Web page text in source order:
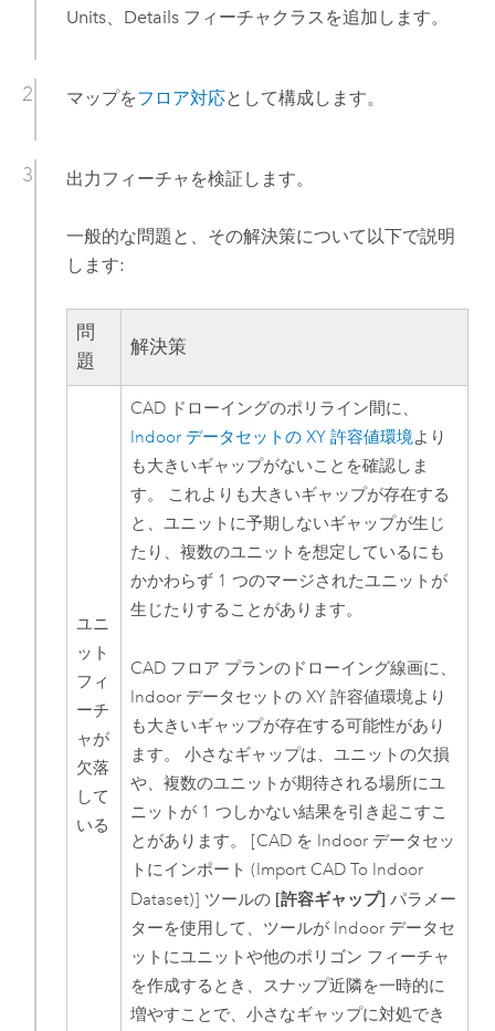
Units、Details フィーチャクラスを追加します。
マップをフロア対応として構成します。
出力フィーチャを検証します。
一般的な問題と、その解決策について以下で説明
します:
問
題
解決策
ユニ
ット
フィ
ーチ
ャが
欠落
して
いる
CAD ドローイングのポリライン間に、
Indoor データセットの XY 許容値環境より
も大きいギャップがないことを確認しま
す。 これよりも大きいギャップが存在する
と、ユニットに予期しないギャップが生じ
たり、複数のユニットを想定しているにも
かかわらず 1 つのマージされたユニットが
生じたりすることがあります。
CAD フロア プランのドローイング線画に、
Indoor データセットの XY 許容値環境より
も大きいギャップが存在する可能性があり
ます。 小さなギャップは、ユニットの欠損
や、複数のユニットが期待される場所にユ
ニットが 1 つしかない結果を引き起こすこ
とがあります。 [CAD を Indoor データセッ
トにインポート (Import CAD To Indoor
Dataset)] ツールの [許容ギャップ] パラメー
ターを使用して、ツールが Indoor データセ
ットにユニットや他のポリゴン フィーチャ
を作成するとき、スナップ近隣を一時的に
増やすことで、小さなギャップに対処でき